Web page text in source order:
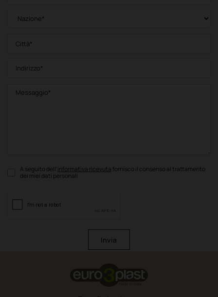
A seguito dell’informativa ricevuta fornisco il consenso al trattamento
dei miei dati personali
Invia